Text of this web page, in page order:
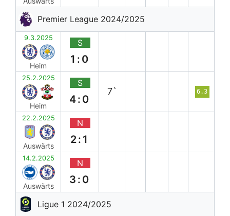
Premier League 2024/2025
9.3.2025
Heim
S
1:0
25.2.2025
Heim
S
4:0
7` 6.3
22.2.2025
Auswärts
N
2:1
14.2.2025
Auswärts
N
3:0
Ligue 1 2024/2025